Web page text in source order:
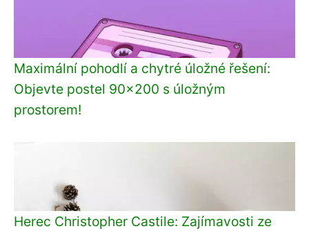
Maximální pohodlí a chytré úložné řešení:
Objevte postel 90x200 s úložným
prostorem!
Herec Christopher Castile: Zajímavosti ze